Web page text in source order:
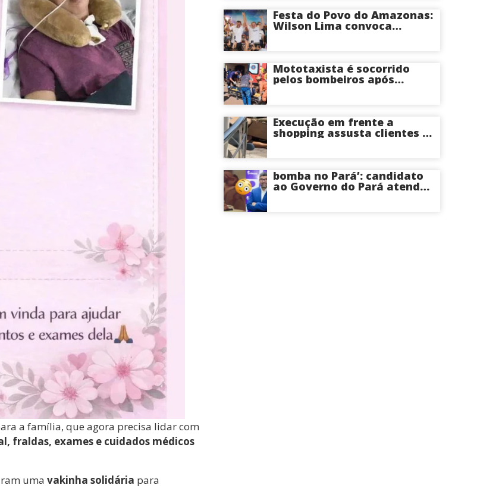
a família, que agora precisa lidar com
fraldas, exames e cuidados médicos
uma vakinha solidária para
Festa do Povo do Amazonas:
Wilson Lima convoca
Mototaxista é socorrido
pelos bombeiros após
Manacapuru; veja vídeo
Execução em frente a
shopping assusta clientes e
bomba no Pará’: candidato
ao Governo do Pará atende